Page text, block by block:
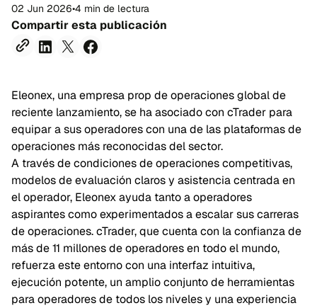
02 Jun 2026•4 min de lectura
Compartir esta publicación
Eleonex, una empresa prop de operaciones global de
reciente lanzamiento, se ha asociado con cTrader para
equipar a sus operadores con una de las plataformas de
operaciones más reconocidas del sector.
A través de condiciones de operaciones competitivas,
modelos de evaluación claros y asistencia centrada en
el operador, Eleonex ayuda tanto a operadores
aspirantes como experimentados a escalar sus carreras
de operaciones. cTrader, que cuenta con la confianza de
más de 11 millones de operadores en todo el mundo,
refuerza este entorno con una interfaz intuitiva,
ejecución potente, un amplio conjunto de herramientas
para operadores de todos los niveles y una experiencia